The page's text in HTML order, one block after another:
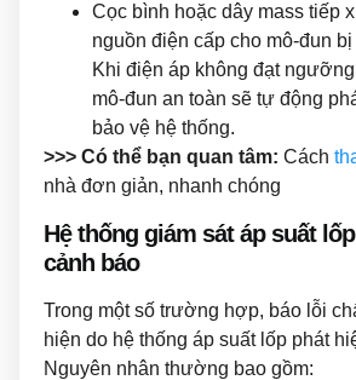
Cọc bình hoặc dây mass tiếp
nguồn điện cấp cho mô-đun
Khi điện áp không đạt
mô-đun an toàn sẽ tự động
bảo vệ hệ thống.
>>> Có thể bạn quan tâm: Cách
nhà đơn giản, nhanh chóng
Hệ thống giám sát áp suất
cảnh báo
Trong một số trường hợp, báo lỗi
hiện do hệ thống áp suất lốp phát
Nguyên nhân thường bao gồm: